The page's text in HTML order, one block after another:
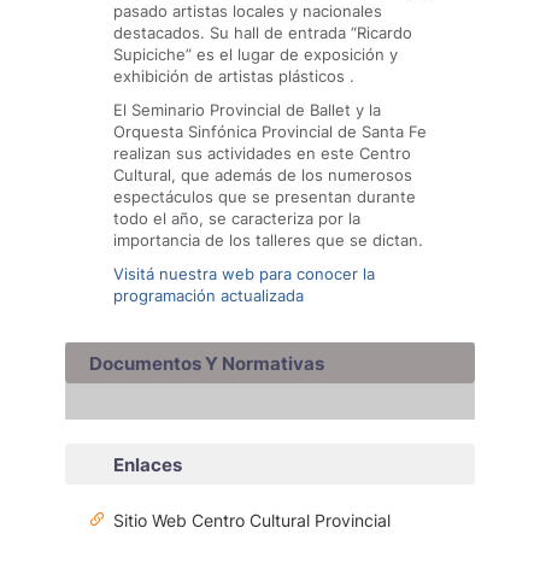
pasado artistas locales y nacionales
destacados. Su hall de entrada “Ricardo
Supiciche” es el lugar de exposición y
exhibición de artistas plásticos .
El Seminario Provincial de Ballet y la
Orquesta Sinfónica Provincial de Santa Fe
realizan sus actividades en este Centro
Cultural, que además de los numerosos
espectáculos que se presentan durante
todo el año, se caracteriza por la
importancia de los talleres que se dictan.
Visitá nuestra web para conocer la
programación actualizada
Documentos Y Normativas
Enlaces
Sitio Web Centro Cultural Provincial